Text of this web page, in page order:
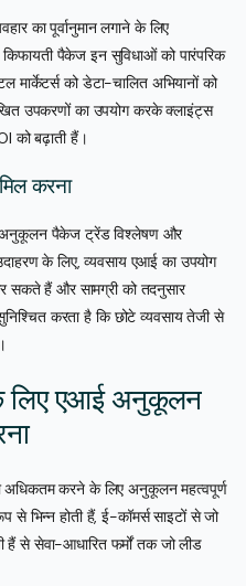
का पूर्वानुमान लगाने के लिए
किफायती पैकेज इन सुविधाओं को पारंपरिक
को डेटा-चालित अभियानों को
उपकरणों का उपयोग करके क्लाइंट्स
को बढ़ाती हैं।
करना
अनुकूलन पैकेज ट्रेंड विश्लेषण और
के लिए, व्यवसाय एआई का उपयोग
सकते हैं और सामग्री को तदनुसार
करता है कि छोटे व्यवसाय तेजी से
लिए एआई अनुकूलन
करने के लिए अनुकूलन महत्वपूर्ण
से भिन्न होती हैं, ई-कॉमर्स साइटों से जो
हैं से सेवा-आधारित फर्मों तक जो लीड